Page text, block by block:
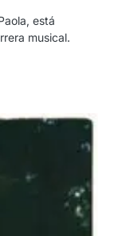
está
musical.